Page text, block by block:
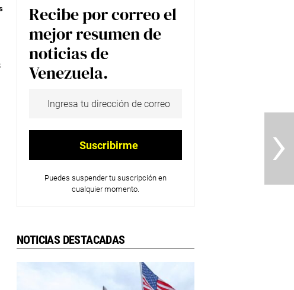
Recibe por correo el
mejor resumen de
noticias de
Venezuela.
Puedes suspender tu suscripción en
cualquier momento.
NOTICIAS DESTACADAS
›